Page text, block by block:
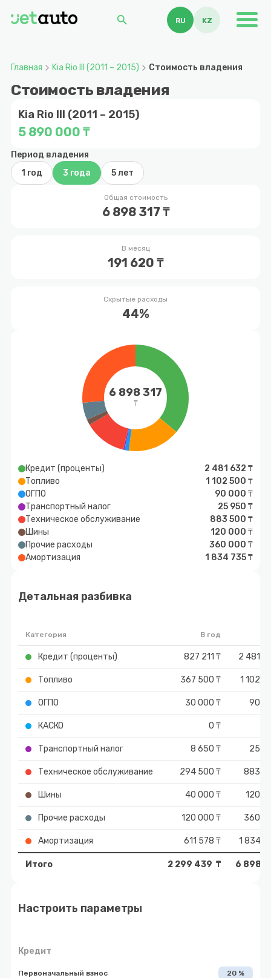
search RU KZ
Главная Kia Rio III (2011 – 2015) Стоимость владения
Стоимость владения
Kia Rio III (2011 – 2015)
5 890 000 ₸
Период владения
1 год
3 года 5 лет
Общая стоимость
6 898 317 ₸
В месяц
191 620 ₸
Скрытые расходы
44%
6 898 317
₸
Кредит (проценты)
2 481 632 ₸
Топливо
1 102 500 ₸
ОГПО
90 000 ₸
Транспортный налог
25 950 ₸
Техническое обслуживание
883 500 ₸
Шины
120 000 ₸
Прочие расходы
360 000 ₸
Амортизация
1 834 735 ₸
Детальная разбивка
Категория В год
Кредит (проценты) 827 211 ₸ 2 481
Топливо 367 500 ₸ 1 102
ОГПО 30 000 ₸ 90
КАСКО 0 ₸
Транспортный налог 8 650 ₸ 25
Техническое обслуживание 294 500 ₸ 883
Шины 40 000 ₸ 120
Прочие расходы 120 000 ₸ 360
Амортизация 611 578 ₸ 1 834
Итого 2 299 439 ₸ 6 898
Настроить параметры
Кредит
Первоначальный взнос 20 %